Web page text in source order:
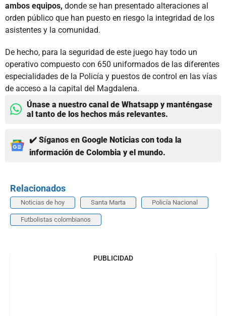
ambos equipos, donde se han presentado alteraciones al
orden público que han puesto en riesgo la integridad de los
asistentes y la comunidad.
De hecho, para la seguridad de este juego hay todo un
operativo compuesto con 650 uniformados de las diferentes
especialidades de la Policía y puestos de control en las vías
de acceso a la capital del Magdalena.
Únase a nuestro canal de Whatsapp y manténgase
al tanto de los hechos más relevantes.
✔️ Síganos en Google Noticias con toda la
información de Colombia y el mundo.
Relacionados
Noticias de hoy Santa Marta Policía Nacional
Futbolistas colombianos
PUBLICIDAD